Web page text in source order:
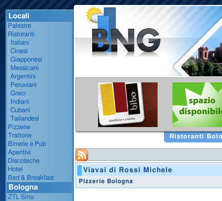
Viavai di Rossi Michele
Pizzerie Bologna
Locali
Palestre
Ristoranti
Italiani
Cinesi
Giapponesi
Messicani
Argentini
Peruviani
Greci
Indiani
Cubani
Tailandesi
Pizzerie
Trattorie
Birrerie e Pub
Aperitivi
Discoteche
Hotel
Bed & Breakfast
Bologna
ZTL Sirio
Ristoranti